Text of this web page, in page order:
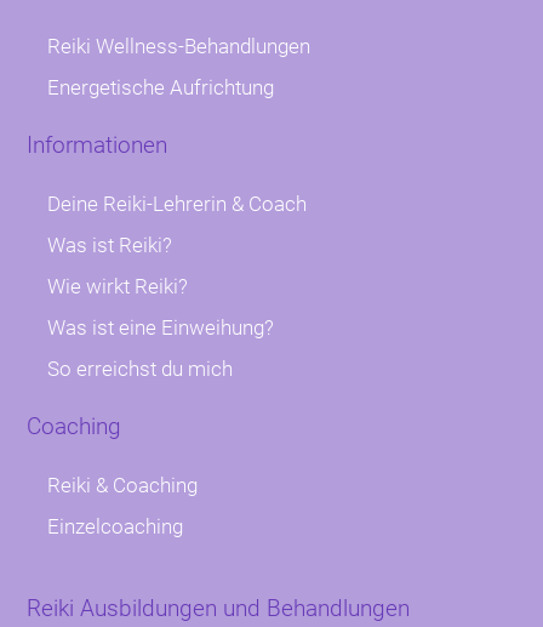
Reiki Wellness-Behandlungen
Energetische Aufrichtung
Informationen
Deine Reiki-Lehrerin & Coach
Was ist Reiki?
Wie wirkt Reiki?
Was ist eine Einweihung?
So erreichst du mich
Coaching
Reiki & Coaching
Einzelcoaching
Reiki Ausbildungen und Behandlungen